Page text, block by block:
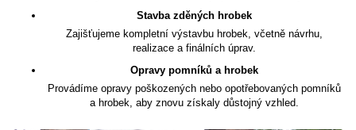
Stavba zděných hrobek
Zajišťujeme kompletní výstavbu hrobek, včetně návrhu,
realizace a finálních úprav.
Opravy pomníků a hrobek
Provádíme opravy poškozených nebo opotřebovaných pomníků
a hrobek, aby znovu získaly důstojný vzhled.